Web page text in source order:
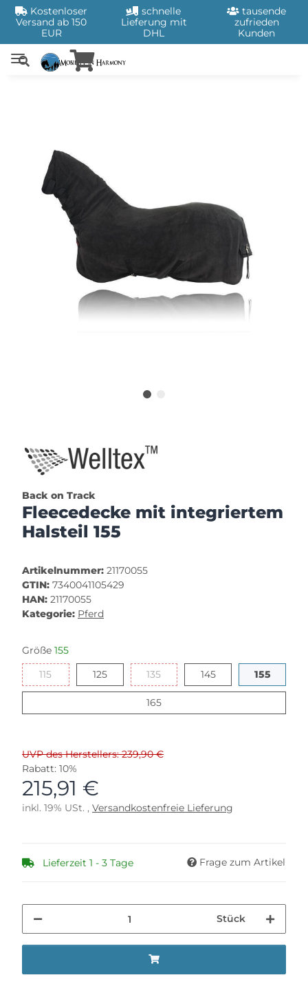
Kostenloser
Versand ab 150
EUR
schnelle
Lieferung mit
DHL
tausende
zufrieden
Kunden
Back on Track
Fleecedecke mit integriertem
Halsteil 155
Artikelnummer: 21170055
GTIN: 7340041105429
HAN: 21170055
Kategorie: Pferd
Größe 155
115115 125125 135135 145145 155155
165165
UVP des Herstellers: 239,90 €
Rabatt: 10%
215,91 €
inkl. 19% USt. , Versandkostenfreie Lieferung
Lieferzeit 1 - 3 Tage Frage zum Artikel
Stück